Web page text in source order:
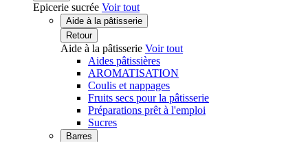
Epicerie sucrée Voir tout
Aide à la pâtisserie
Retour
Aide à la pâtisserie Voir tout
Aides pâtissières
AROMATISATION
Coulis et nappages
Fruits secs pour la pâtisserie
Préparations prêt à l'emploi
Sucres
Barres